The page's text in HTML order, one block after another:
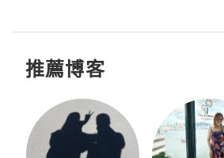
推薦博客